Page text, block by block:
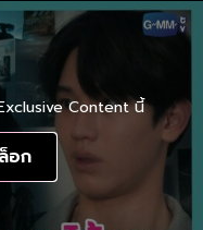
Content นี้
อก